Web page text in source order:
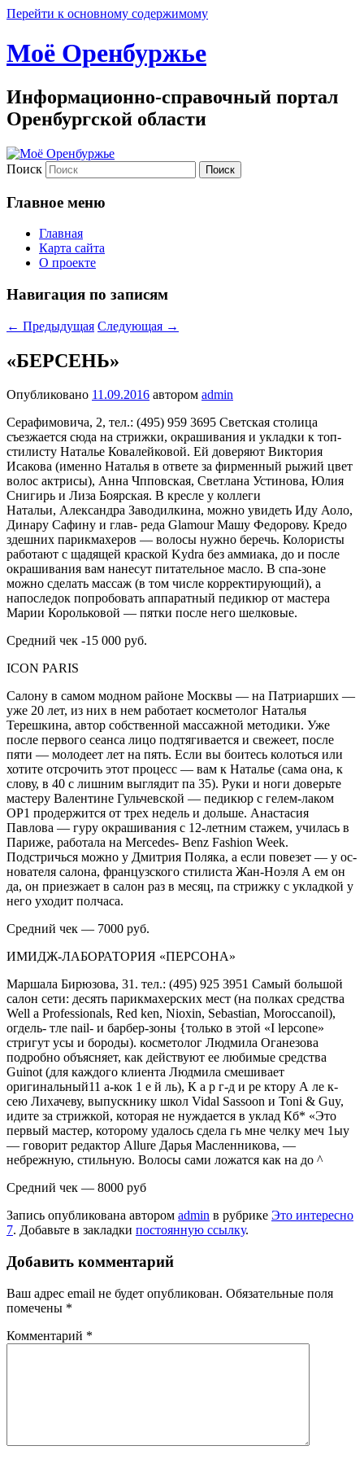
Перейти к основному содержимому
Моё Оренбуржье
Информационно-справочный портал
Оренбургской области
Поиск
Главное меню
Главная
Карта сайта
О проекте
Навигация по записям
← Предыдущая Следующая →
«БЕРСЕНЬ»
Опубликовано 11.09.2016 автором admin
Серафимовича, 2, тел.: (495) 959 3695 Светская столица
съезжается сюда на стрижки, окра­шивания и укладки к топ-
стилисту Наталье Ковалейковой. Ей доверяют Виктория
Исакова (именно Наталья в ответе за фирменный рыжий цвет
волос актрисы), Анна Чпповская, Свет­лана Устинова, Юлия
Снигирь и Лиза Боярская. В кресле у коллеги
Натальи, Александра Заводилкина, можно уви­деть Иду Аоло,
Динару Сафину и глав- реда Glamour Машу Федорову. Кредо
здешних парикмахеров — волосы нужно беречь. Колористы
работают с щадящей краской Kydra без аммиака, до и после
окрашивания вам нанесут питатель­ное масло. В спа-зоне
можно сделать массаж (в том числе корректирующий), а
напоследок попробовать аппаратный педикюр от мастера
Марии Королько­вой — пятки после него шелковые.
Средний чек -15 000 руб.
ICON PARIS
Салону в самом модном районе Москвы — на Патриарших —
уже 20 лет, из них в нем работает косметолог На­талья
Терешкина, автор собственной массажной методики. Уже
после первого сеанса лицо подтягивается и свежеет, после
пяти — молодеет лет на пять. Если вы боитесь колоться или
хотите отсро­чить этот процесс — вам к Наталье (сама она, к
слову, в 40 с лишним выглядит па 35). Руки и ноги доверьте
мастеру Валентине Гульчевской — педикюр с ге­лем-лаком
ОР1 продержится от трех недель и дольше. Анастасия
Павлова — гуру окрашивания с 12-летним стажем, училась в
Париже, работала на Mercedes- Benz Fashion Week.
Подстричься можно у Дмитрия Поляка, а если повезет — у ос­
нователя салона, французского стилиста Жан-Ноэля А ем он
да, он приезжает в са­лон раз в месяц, па стрижку с укладкой у
него уходит полчаса.
Средний чек — 7000 руб.
ИМИДЖ-ЛАБОРАТОРИЯ «ПЕРСОНА»
Маршала Бирюзова, 31. тел.: (495) 925 3951 Самый большой
салон сети: десять парикмахерских мест (на полках средства
Well a Professionals, Red ken, Nioxin, Sebastian, Moroccanoil),
огдель- тле nail- и барбер-зоны {только в этой «I lepcone»
стригут усы и бороды). кос­метолог Людмила Оганезова
подробно объясняет, как действуют ее любимые средства
Guinot (для каждого клиента Людмила смешивает
оригинальный11 а-кок 1 е й ль), К а р г-д и ре ктору А ле к-
сею Лихачеву, выпускнику школ Vidal Sassoon и Toni & Guy,
идите за стриж­кой, которая не нуждается в уклад Кб* «Это
первый мастер, которому удалось сдела гь мне челку меч 1ыу
— говорит редактор Allure Дарья Масленникова, —
небрежную, стильную. Волосы сами ложатся как на до ^
Средний чек — 8000 руб
Запись опубликована автором admin в рубрике Это интересно
7. Добавьте в закладки постоянную ссылку.
Добавить комментарий
Ваш адрес email не будет опубликован. Обязательные поля
помечены *
Комментарий *